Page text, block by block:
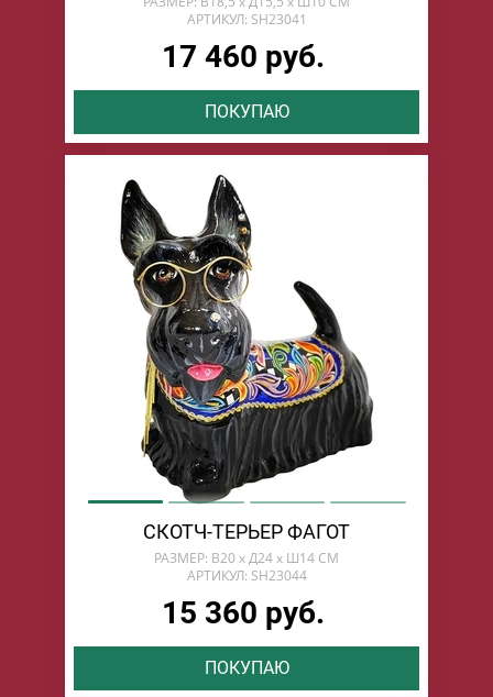
АРТИКУЛ: SH23041
17 460 руб.
ПОКУПАЮ
СКОТЧ-ТЕРЬЕР ФАГОТ
РАЗМЕР: В20 х Д24 х Ш14 СМ
АРТИКУЛ: SH23044
15 360 руб.
ПОКУПАЮ